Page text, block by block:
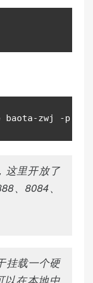
baota-zwj -p
这里开放了
、8084、
挂载一个硬
以在本地中